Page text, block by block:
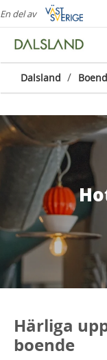
En del av
Dalsland /
Härliga
boende